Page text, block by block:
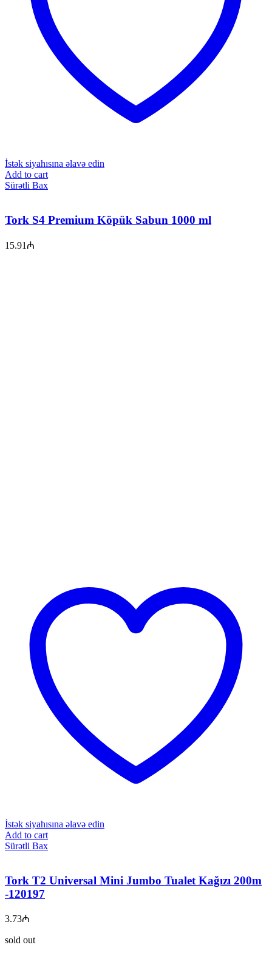
İstək siyahısına əlavə edin
Add to cart
Sürətli Bax
Tork S4 Premium Köpük Sabun 1000 ml
15.91 ₼
İstək siyahısına əlavə edin
Add to cart
Sürətli Bax
Tork T2 Universal Mini Jumbo Tualet Kağızı 200m
-120197
3.73₼
sold out